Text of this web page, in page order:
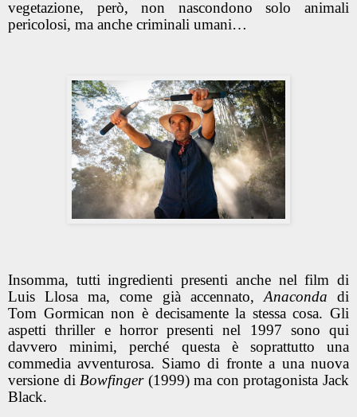
vegetazione, però, non nascondono solo animali
pericolosi, ma anche criminali umani…
Insomma, tutti ingredienti presenti anche nel film di
Luis Llosa ma, come già accennato,Anaconda di
Tom Gormican non è decisamente la stessa cosa. Gli
aspetti thriller e horror presenti nel 1997 sono qui
davvero minimi, perché questa è soprattutto una
commedia avventurosa. Siamo di fronte a una nuova
versione diBowfinger(1999) ma con protagonista Jack
Black.